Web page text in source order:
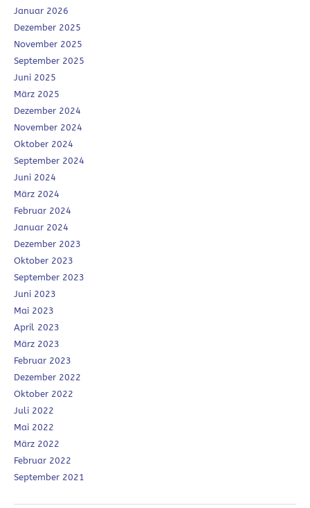
Januar 2026
Dezember 2025
November 2025
September 2025
Juni 2025
März 2025
Dezember 2024
November 2024
Oktober 2024
September 2024
Juni 2024
März 2024
Februar 2024
Januar 2024
Dezember 2023
Oktober 2023
September 2023
Juni 2023
Mai 2023
April 2023
März 2023
Februar 2023
Dezember 2022
Oktober 2022
Juli 2022
Mai 2022
März 2022
Februar 2022
September 2021